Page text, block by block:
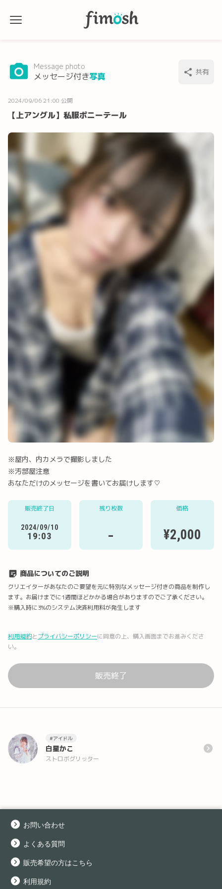
Message photo
メッセージ付き写真 共有
2024/09/06 21:00 公開
【上アングル】私服ポニーテール
※屋内、内カメラで撮影しました
※汚部屋注意
あなただけのメッセージを書いてお届けします♡
販売終了日
2024/09/10
19:03
残り枚数
-
価格
¥2,000
商品についてのご説明
クリエイターがあなたのご要望を元に特別なメッセージ付きの商品を制作し
ます。お届けまでに1週間ほどかかる場合がありますのでご了承ください。
※購入時に3%のシステム決済利用料が発生します
利用規約とプライバシーポリシーに同意の上、購入画面までお進みくださ
い。
販売終了
#アイドル
白星かこ
ストロボグリッター
お問い合わせ
よくある質問
販売希望の方はこちら
利用規約
Twitter LINE メール Facebook
URLコピー